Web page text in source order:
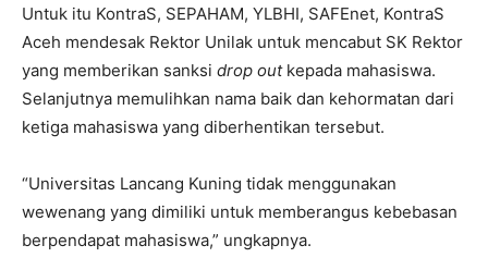
Untuk itu KontraS, SEPAHAM, YLBHI, SAFEnet, KontraS
Aceh mendesak Rektor Unilak untuk mencabut SK Rektor
yang memberikan sanksi drop out kepada mahasiswa.
Selanjutnya memulihkan nama baik dan kehormatan dari
ketiga mahasiswa yang diberhentikan tersebut.
“Universitas Lancang Kuning tidak menggunakan
wewenang yang dimiliki untuk memberangus kebebasan
berpendapat mahasiswa,” ungkapnya.